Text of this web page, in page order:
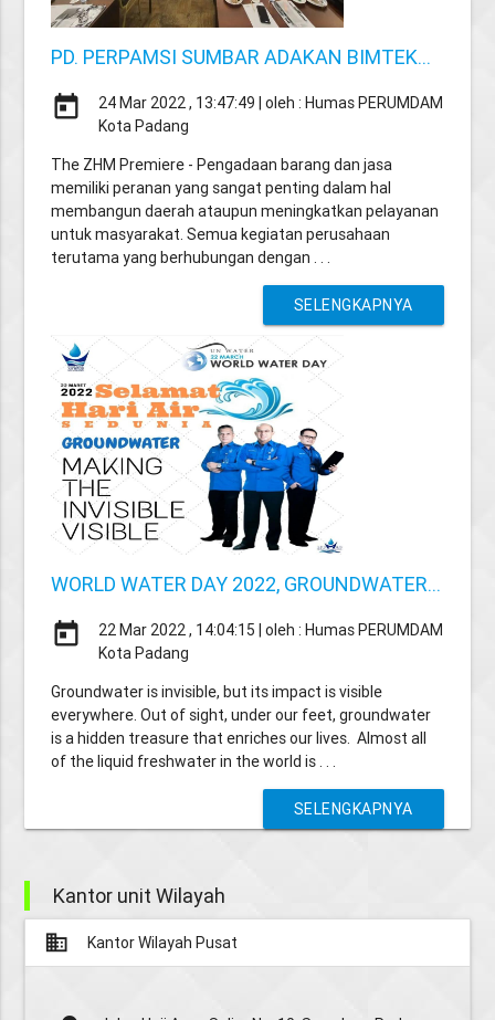
PD. PERPAMSI SUMBAR ADAKAN BIMTEK...
today
24 Mar 2022 , 13:47:49 | oleh : Humas PERUMDAM
Kota Padang
The ZHM Premiere - Pengadaan barang dan jasa
memiliki peranan yang sangat penting dalam hal
membangun daerah ataupun meningkatkan pelayanan
untuk masyarakat. Semua kegiatan perusahaan
terutama yang berhubungan dengan . . .
SELENGKAPNYA
WORLD WATER DAY 2022, GROUNDWATER...
today
22 Mar 2022 , 14:04:15 | oleh : Humas PERUMDAM
Kota Padang
Groundwater is invisible, but its impact is visible
everywhere. Out of sight, under our feet, groundwater
is a hidden treasure that enriches our lives. Almost all
of the liquid freshwater in the world is . . .
SELENGKAPNYA
Kantor unit Wilayah
business Kantor Wilayah Pusat